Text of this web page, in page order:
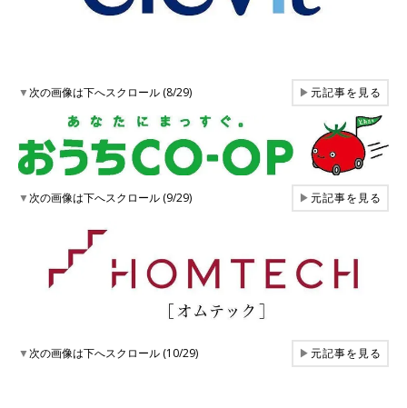
▼次の画像は下へスクロール (8/29) ▶元記事を見る
▼次の画像は下へスクロール (9/29) ▶元記事を見る
▼次の画像は下へスクロール (10/29) ▶元記事を見る